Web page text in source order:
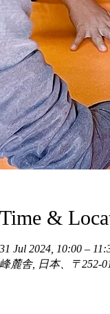
Time &
31 Jul 2024, 10:00 –
峰麓舎, 日本、〒252-